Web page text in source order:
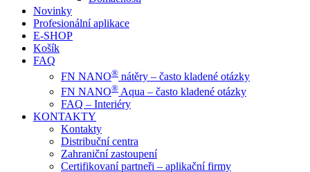
Novinky
Profesionální aplikace
E-SHOP
Košík
FAQ
FN NANO® nátěry – často kladené otázky
FN NANO® Aqua – často kladené otázky
FAQ – Interiéry
KONTAKTY
Kontakty
Distribuční centra
Zahraniční zastoupení
Certifikovaní partneři – aplikační firmy